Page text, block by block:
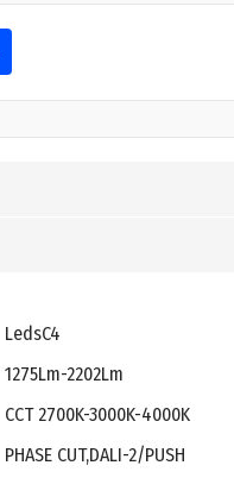
LedsC4
1275Lm-2202Lm
CCT 2700K-3000K-4000K
PHASE CUT,DALI-2/PUSH